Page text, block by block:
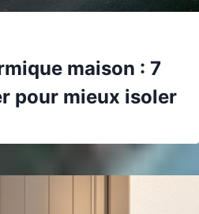
maison : 7
pour mieux isoler